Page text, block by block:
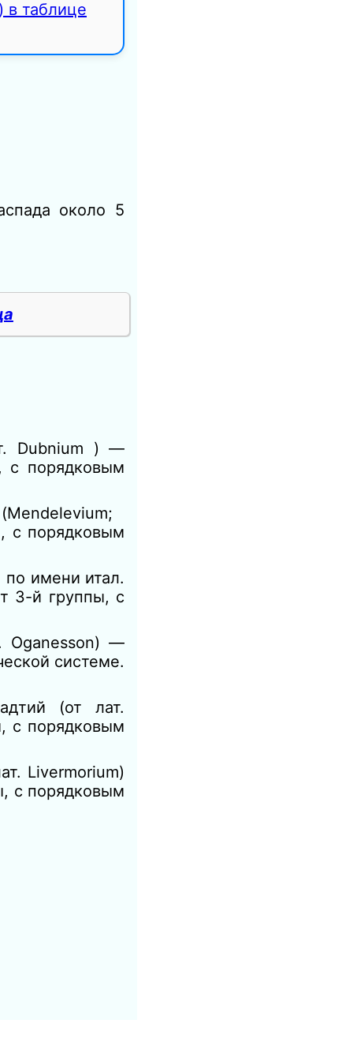
в таблице
около 5
Dubnium ) —
с порядковым
с порядковым
имени итал.
3-й группы, с
Oganesson) —
системе.
(от лат.
с порядковым
Livermorium)
с порядковым